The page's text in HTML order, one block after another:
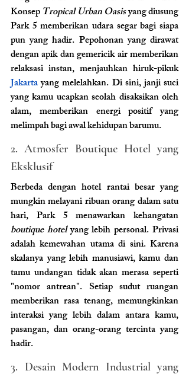
Konsep Tropical Urban Oasis yang diusung
Park 5 memberikan udara segar bagi siapa
pun yang hadir. Pepohonan yang dirawat
dengan apik dan gemericik air memberikan
relaksasi instan, menjauhkan hiruk-pikuk
Jakarta yang melelahkan. Di sini, janji suci
yang kamu ucapkan seolah disaksikan oleh
alam, memberikan energi positif yang
melimpah bagi awal kehidupan barumu.
2. Atmosfer Boutique Hotel yang
Eksklusif
Berbeda dengan hotel rantai besar yang
mungkin melayani ribuan orang dalam satu
hari, Park 5 menawarkan kehangatan
boutique hotel yang lebih personal. Privasi
adalah kemewahan utama di sini. Karena
skalanya yang lebih manusiawi, kamu dan
tamu undangan tidak akan merasa seperti
"nomor antrean". Setiap sudut ruangan
memberikan rasa tenang, memungkinkan
interaksi yang lebih dalam antara kamu,
pasangan, dan orang-orang tercinta yang
hadir.
3. Desain Modern Industrial yang